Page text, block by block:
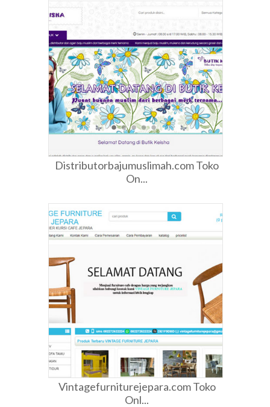
Distributorbajumuslimah.com Toko
On...
Vintagefurniturejepara.com Toko
Onl...